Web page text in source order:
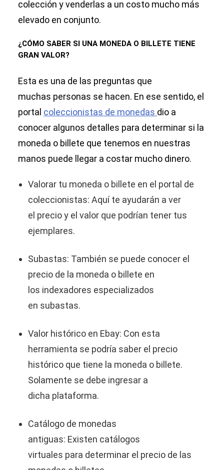
colección y venderlas a un costo mucho más
elevado en conjunto.
¿CÓMO SABER SI UNA MONEDA O BILLETE TIENE
GRAN VALOR?
Esta es una de las preguntas que
muchas personas se hacen. En ese sentido, el
portal coleccionistas de monedas dio a
conocer algunos detalles para determinar si la
moneda o billete que tenemos en nuestras
manos puede llegar a costar mucho dinero.
Valorar tu moneda o billete en el portal de
coleccionistas: Aquí te ayudarán a ver
el precio y el valor que podrían tener tus
ejemplares.
Subastas: También se puede conocer el
precio de la moneda o billete en
los indexadores especializados
en subastas.
Valor histórico en Ebay: Con esta
herramienta se podría saber el precio
histórico que tiene la moneda o billete.
Solamente se debe ingresar a
dicha plataforma.
Catálogo de monedas
antiguas: Existen catálogos
virtuales para determinar el precio de las